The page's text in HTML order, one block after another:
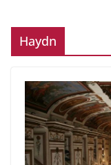
Haydn